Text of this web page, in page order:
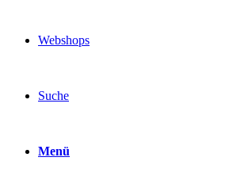
Webshops
Suche
Menü